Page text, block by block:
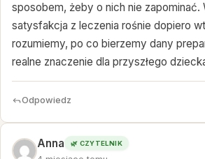
sposobem, żeby o nich nie zapominać.
satysfakcja z leczenia rośnie dopiero
rozumiemy, po co bierzemy dany
realne znaczenie dla przyszłego
Odpowiedz
Anna 🌿 CZYTELNIK